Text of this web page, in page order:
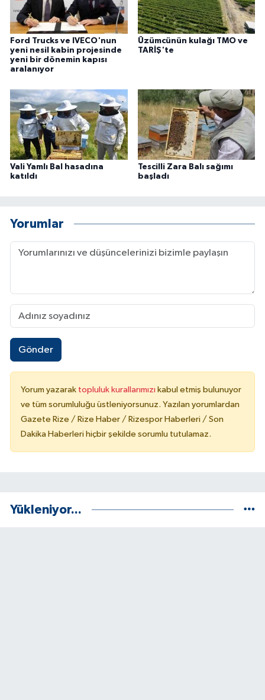
Ford Trucks ve IVECO'nun
yeni nesil kabin projesinde
yeni bir dönemin kapısı
aralanıyor
Üzümcünün kulağı TMO ve
TARİŞ'te
Vali Yamlı Bal hasadına
katıldı
Tescilli Zara Balı sağımı
başladı
Yorumlar
Gönder
Yorum yazarak topluluk kurallarımızı kabul etmiş bulunuyor
ve tüm sorumluluğu üstleniyorsunuz. Yazılan yorumlardan
Gazete Rize / Rize Haber / Rizespor Haberleri / Son
Dakika Haberleri hiçbir şekilde sorumlu tutulamaz.
Yükleniyor...